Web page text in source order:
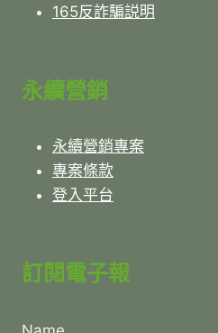
165反詐騙説明
永續營銷
永續營銷專案
專案條款
登入平台
訂閱電子報